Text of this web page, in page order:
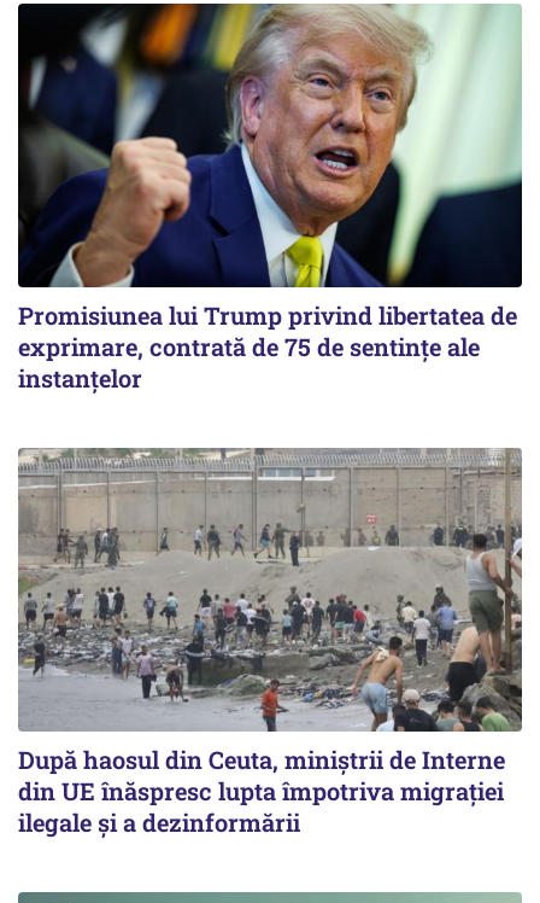
Promisiunea lui Trump privind libertatea de
exprimare, contrată de 75 de sentințe ale
instanțelor
După haosul din Ceuta, miniștrii de Interne
din UE înăspresc lupta împotriva migrației
ilegale și a dezinformării